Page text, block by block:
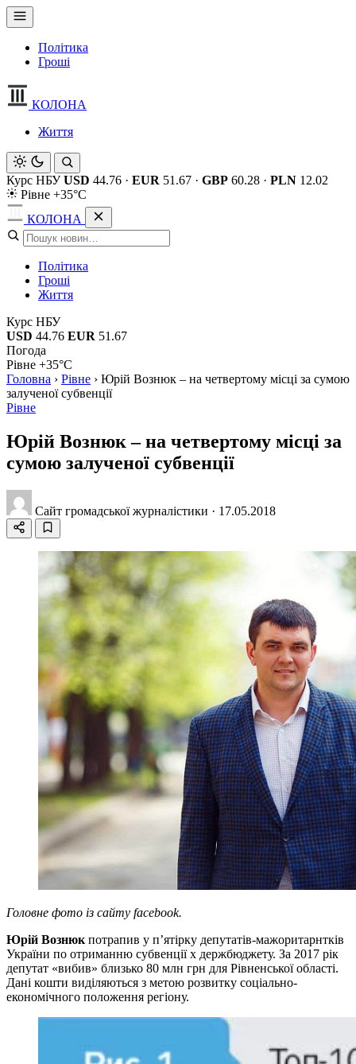
Політика
Гроші
КОЛОНА
Життя
Курс НБУ USD 44.76 · EUR 51.67 · GBP 60.28 · PLN 12.02
Рівне +35°C
КОЛОНА
Політика
Гроші
Життя
Курс НБУ
USD 44.76 EUR 51.67
Погода
Рівне +35°C
Головна › Рівне › Юрій Вознюк – на четвертому місці за сумою
залученої субвенції
Рівне
Юрій Вознюк – на четвертому місці за
сумою залученої субвенції
Сайт громадської журналістики · 17.05.2018
Головне фото із сайту facebook.
Юрій Вознюк потрапив у п’ятірку депутатів-мажоритарнтків
України по отриманню субвенції х держбюджету. За 2017 рік
депутат «вибив» близько 80 млн грн для Рівненської області.
Дані кошти виділяються з метою розвитку соціально-
економічного положення регіону.